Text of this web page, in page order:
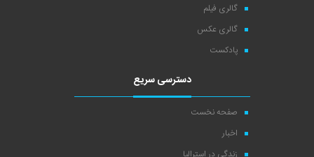
گالری فیلم
گالری عکس
پادکست
دسترسی سریع
صفحه نخست
اخبار
زندگی در استرالیا